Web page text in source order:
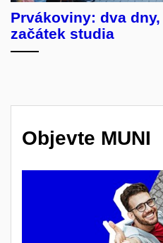
Prvákoviny: dva
začátek studia
Objevte MUNI